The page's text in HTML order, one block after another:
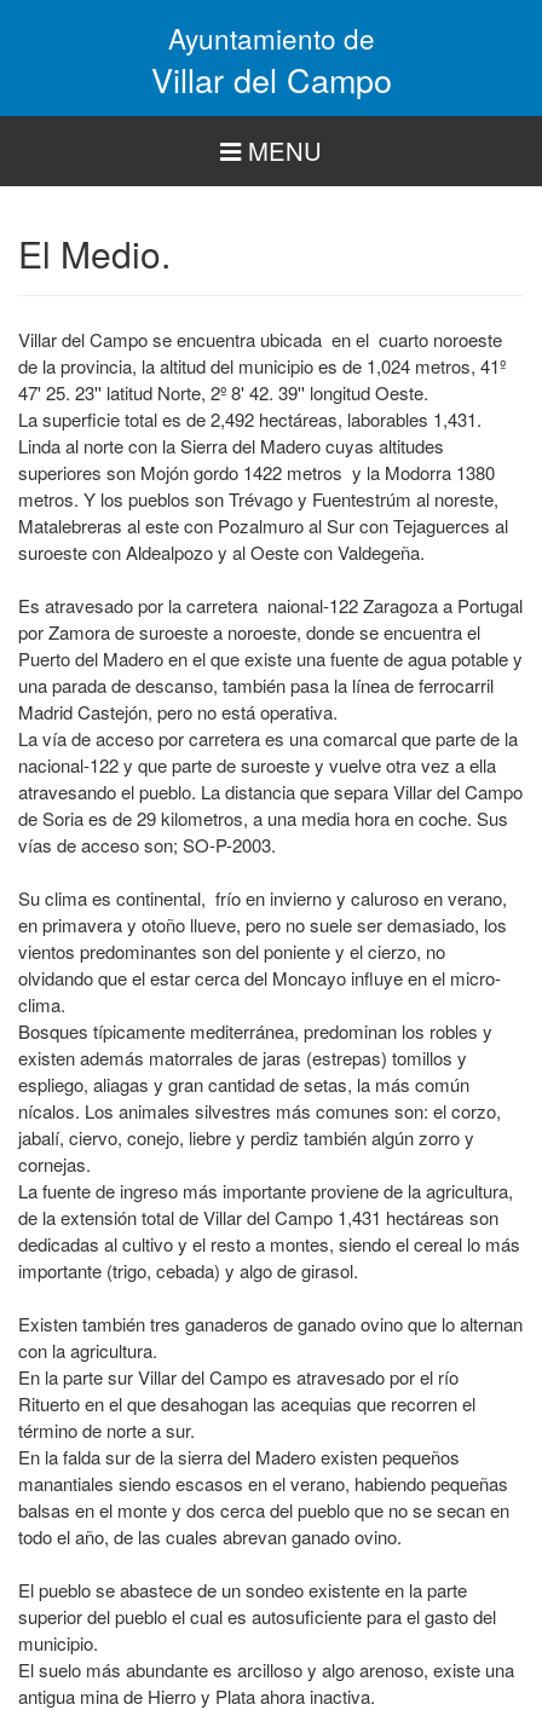
Ayuntamiento de
Villar del Campo
MENU
El Medio.
Villar del Campo se encuentra ubicada en el cuarto noroeste
de la provincia, la altitud del municipio es de 1,024 metros, 41º
47' 25. 23'' latitud Norte, 2º 8' 42. 39'' longitud Oeste.
La superficie total es de 2,492 hectáreas, laborables 1,431.
Linda al norte con la Sierra del Madero cuyas altitudes
superiores son Mojón gordo 1422 metros y la Modorra 1380
metros. Y los pueblos son Trévago y Fuentestrúm al noreste,
Matalebreras al este con Pozalmuro al Sur con Tejaguerces al
suroeste con Aldealpozo y al Oeste con Valdegeña.
Es atravesado por la carretera naional-122 Zaragoza a Portugal
por Zamora de suroeste a noroeste, donde se encuentra el
Puerto del Madero en el que existe una fuente de agua potable y
una parada de descanso, también pasa la línea de ferrocarril
Madrid Castejón, pero no está operativa.
La vía de acceso por carretera es una comarcal que parte de la
nacional-122 y que parte de suroeste y vuelve otra vez a ella
atravesando el pueblo. La distancia que separa Villar del Campo
de Soria es de 29 kilometros, a una media hora en coche. Sus
vías de acceso son; SO-P-2003.
Su clima es continental, frío en invierno y caluroso en verano,
en primavera y otoño llueve, pero no suele ser demasiado, los
vientos predominantes son del poniente y el cierzo, no
olvidando que el estar cerca del Moncayo influye en el micro-
clima.
Bosques típicamente mediterránea, predominan los robles y
existen además matorrales de jaras (estrepas) tomillos y
espliego, aliagas y gran cantidad de setas, la más común
nícalos. Los animales silvestres más comunes son: el corzo,
jabalí, ciervo, conejo, liebre y perdiz también algún zorro y
cornejas.
La fuente de ingreso más importante proviene de la agricultura,
de la extensión total de Villar del Campo 1,431 hectáreas son
dedicadas al cultivo y el resto a montes, siendo el cereal lo más
importante (trigo, cebada) y algo de girasol.
Existen también tres ganaderos de ganado ovino que lo alternan
con la agricultura.
En la parte sur Villar del Campo es atravesado por el río
Rituerto en el que desahogan las acequias que recorren el
término de norte a sur.
En la falda sur de la sierra del Madero existen pequeños
manantiales siendo escasos en el verano, habiendo pequeñas
balsas en el monte y dos cerca del pueblo que no se secan en
todo el año, de las cuales abrevan ganado ovino.
El pueblo se abastece de un sondeo existente en la parte
superior del pueblo el cual es autosuficiente para el gasto del
municipio.
El suelo más abundante es arcilloso y algo arenoso, existe una
antigua mina de Hierro y Plata ahora inactiva.